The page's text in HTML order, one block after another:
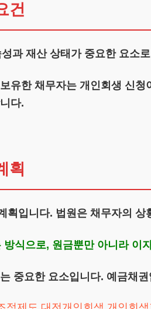
건
과 재산 상태가 중요한 요소
유한 채무자는 개인회생 신
다.
획
입니다. 법원은 채무자의
식으로, 원금뿐만 아니라 이
중요한 요소입니다. 예금채